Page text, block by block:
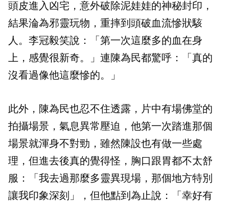
頭皮進入凶宅，意外破除泥娃娃的神秘封印，
結果淪為邪靈玩物，重摔到頭破血流慘狀駭
人。李冠毅笑說：「第一次這麼多的血在身
上，感覺很新奇。」連陳為民都驚呼：「真的
沒看過像他這麼慘的。」
此外，陳為民也忍不住透露，片中有場佛堂的
拍攝場景，氣息異常壓迫，他第一次踏進那個
場景就渾身不對勁，雖然陳設也有做一些處
理，但進去後真的覺得怪，胸口跟胃都不太舒
服：「我去過那麼多靈異現場，那個地方特別
讓我印象深刻」，但他點到為止說：「幸好有